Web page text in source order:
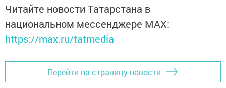
Читайте новости Татарстана в
национальном мессенджере MАХ:
https://max.ru/tatmedia
Перейти на страницу новости